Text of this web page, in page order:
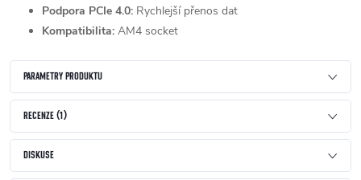
Podpora PCIe 4.0: Rychlejší přenos dat
Kompatibilita: AM4 socket
PARAMETRY PRODUKTU
RECENZE (1)
DISKUSE